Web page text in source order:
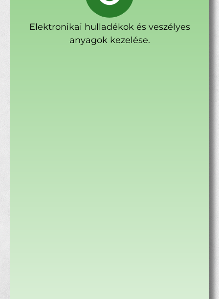
Elektronikai hulladékok és veszélyes
anyagok kezelése.